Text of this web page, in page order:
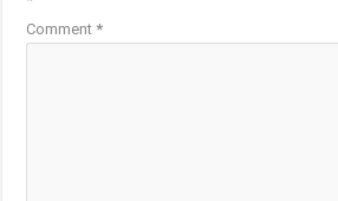
Comment*